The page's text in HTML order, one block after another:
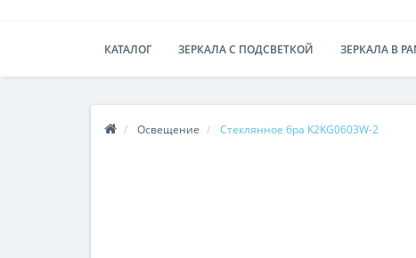
КАТАЛОГ ЗЕРКАЛА С ПОДСВЕТКОЙ ЗЕРКАЛА В
Освещение Стеклянное бра K2KG0603W-2